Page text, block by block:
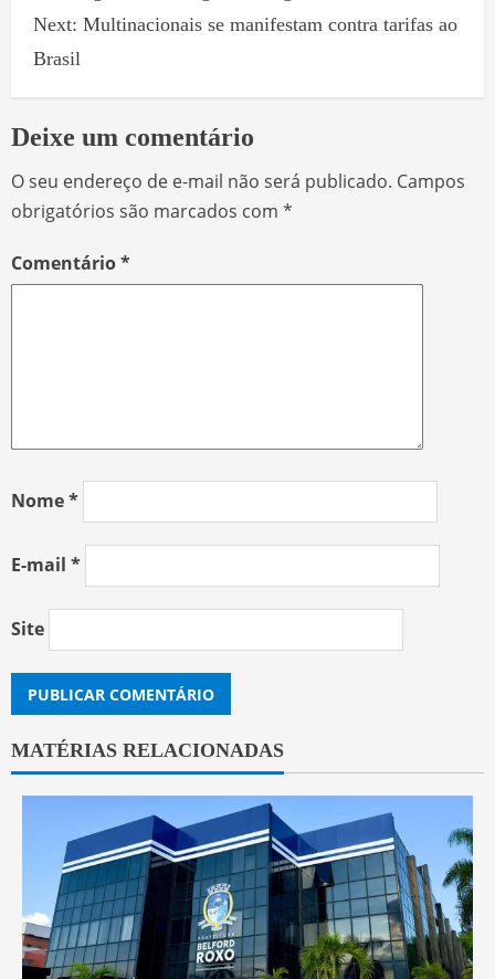
Next: Multinacionais se manifestam contra tarifas ao
Brasil
Deixe um comentário
O seu endereço de e-mail não será publicado. Campos
obrigatórios são marcados com *
Comentário*
Nome*
E-mail *
Site
MATÉRIAS RELACIONADAS